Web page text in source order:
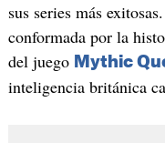
sus series más
conformada por la
del juego Mythic
inteligencia británica